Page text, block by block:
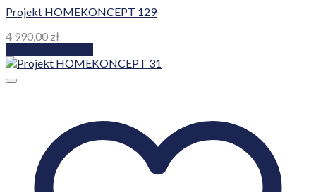
Projekt HOMEKONCEPT 129
4 990,00 zł